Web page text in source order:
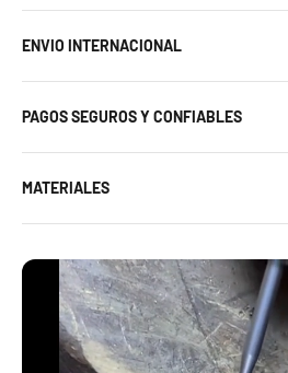
ENVIO INTERNACIONAL
PAGOS SEGUROS Y CONFIABLES
MATERIALES